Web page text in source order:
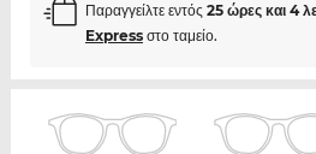
Παραγγείλτε εντός 25 ώρες και 4
Expressστο ταμείο.